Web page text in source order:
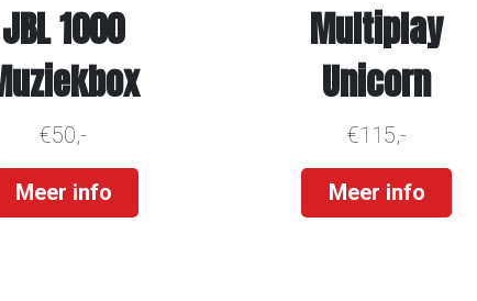
JBL 1000
€50,-
Meer info
Multiplay
Unicorn
€115,-
Meer info